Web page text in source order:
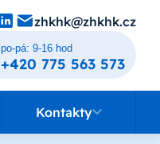
zhkhk@zhkhk.cz
po-pá: 9-16 hod
+420 775 563 573
Kontakty